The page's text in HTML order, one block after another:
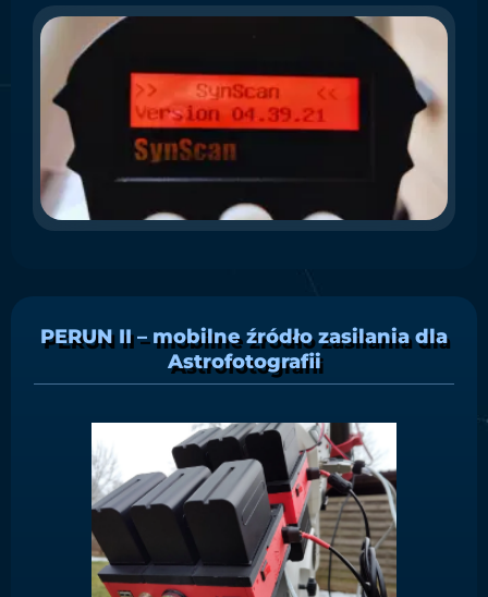
PERUN II – mobilne źródło zasilania dla
Astrofotografii